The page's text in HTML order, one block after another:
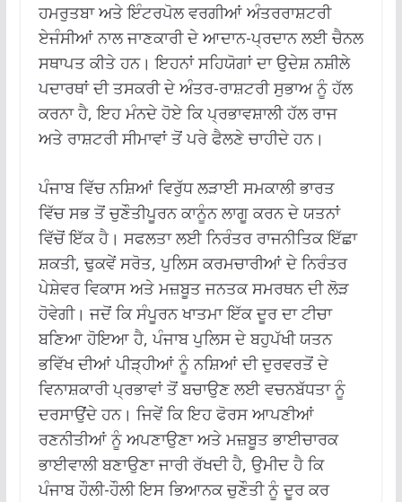
ਹਮਰੁਤਬਾ ਅਤੇ ਇੰਟਰਪੋਲ ਵਰਗੀਆਂ ਅੰਤਰਰਾਸ਼ਟਰੀ
ਏਜੰਸੀਆਂ ਨਾਲ ਜਾਣਕਾਰੀ ਦੇ ਆਦਾਨ-ਪ੍ਰਦਾਨ ਲਈ ਚੈਨਲ
ਸਥਾਪਤ ਕੀਤੇ ਹਨ। ਇਹਨਾਂ ਸਹਿਯੋਗਾਂ ਦਾ ਉਦੇਸ਼ ਨਸ਼ੀਲੇ
ਪਦਾਰਥਾਂ ਦੀ ਤਸਕਰੀ ਦੇ ਅੰਤਰ-ਰਾਸ਼ਟਰੀ ਸੁਭਾਅ ਨੂੰ ਹੱਲ
ਕਰਨਾ ਹੈ, ਇਹ ਮੰਨਦੇ ਹੋਏ ਕਿ ਪ੍ਰਭਾਵਸ਼ਾਲੀ ਹੱਲ ਰਾਜ
ਅਤੇ ਰਾਸ਼ਟਰੀ ਸੀਮਾਵਾਂ ਤੋਂ ਪਰੇ ਫੈਲਣੇ ਚਾਹੀਦੇ ਹਨ।
ਪੰਜਾਬ ਵਿੱਚ ਨਸ਼ਿਆਂ ਵਿਰੁੱਧ ਲੜਾਈ ਸਮਕਾਲੀ ਭਾਰਤ
ਵਿੱਚ ਸਭ ਤੋਂ ਚੁਣੌਤੀਪੂਰਨ ਕਾਨੂੰਨ ਲਾਗੂ ਕਰਨ ਦੇ ਯਤਨਾਂ
ਵਿੱਚੋਂ ਇੱਕ ਹੈ। ਸਫਲਤਾ ਲਈ ਨਿਰੰਤਰ ਰਾਜਨੀਤਿਕ ਇੱਛਾ
ਸ਼ਕਤੀ, ਢੁਕਵੇਂ ਸਰੋਤ, ਪੁਲਿਸ ਕਰਮਚਾਰੀਆਂ ਦੇ ਨਿਰੰਤਰ
ਪੇਸ਼ੇਵਰ ਵਿਕਾਸ ਅਤੇ ਮਜ਼ਬੂਤ ​​ਜਨਤਕ ਸਮਰਥਨ ਦੀ ਲੋੜ
ਹੋਵੇਗੀ। ਜਦੋਂ ਕਿ ਸੰਪੂਰਨ ਖਾਤਮਾ ਇੱਕ ਦੂਰ ਦਾ ਟੀਚਾ
ਬਣਿਆ ਹੋਇਆ ਹੈ, ਪੰਜਾਬ ਪੁਲਿਸ ਦੇ ਬਹੁਪੱਖੀ ਯਤਨ
ਭਵਿੱਖ ਦੀਆਂ ਪੀੜ੍ਹੀਆਂ ਨੂੰ ਨਸ਼ਿਆਂ ਦੀ ਦੁਰਵਰਤੋਂ ਦੇ
ਵਿਨਾਸ਼ਕਾਰੀ ਪ੍ਰਭਾਵਾਂ ਤੋਂ ਬਚਾਉਣ ਲਈ ਵਚਨਬੱਧਤਾ ਨੂੰ
ਦਰਸਾਉਂਦੇ ਹਨ। ਜਿਵੇਂ ਕਿ ਇਹ ਫੋਰਸ ਆਪਣੀਆਂ
ਰਣਨੀਤੀਆਂ ਨੂੰ ਅਪਣਾਉਣਾ ਅਤੇ ਮਜ਼ਬੂਤ ​​ਭਾਈਚਾਰਕ
ਭਾਈਵਾਲੀ ਬਣਾਉਣਾ ਜਾਰੀ ਰੱਖਦੀ ਹੈ, ਉਮੀਦ ਹੈ ਕਿ
ਪੰਜਾਬ ਹੌਲੀ-ਹੌਲੀ ਇਸ ਭਿਆਨਕ ਚੁਣੌਤੀ ਨੂੰ ਦੂਰ ਕਰ